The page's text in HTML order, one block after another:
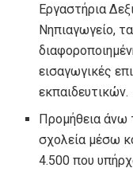
Εργαστήρια
Νηπιαγωγείο,
εισαγωγικές
εκπαιδευτικών.
Προμήθεια άνω
σχολεία μέσω
4.500 που